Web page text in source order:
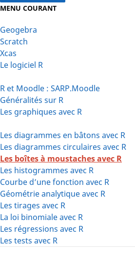
MENU COURANT
Geogebra
Scratch
Xcas
Le logiciel R
R et Moodle : SARP.Moodle
Généralités sur R
Les graphiques avec R
Les diagrammes en bâtons avec R
Les diagrammes circulaires avec R
Les boîtes à moustaches avec R
Les histogrammes avec R
Courbe d’une fonction avec R
Géométrie analytique avec R
Les tirages avec R
La loi binomiale avec R
Les régressions avec R
Les tests avec R